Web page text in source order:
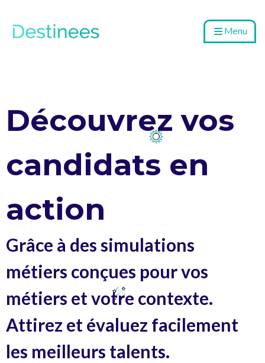
Menu
Découvrez vos
candidats en
action
Grâce à des simulations
métiers conçues pour vos
métiers et votre contexte.
Attirez et évaluez facilement
les meilleurs talents.